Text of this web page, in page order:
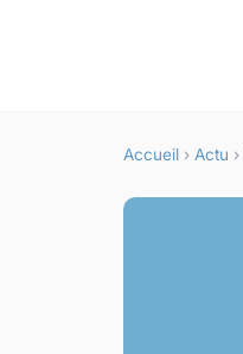
Accueil › Actu ›